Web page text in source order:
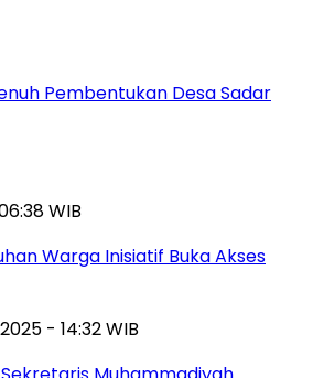
Pembentukan Desa Sadar
WIB
Warga Inisiatif Buka Akses
- 14:32 WIB